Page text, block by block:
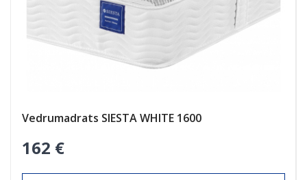
Vedrumadrats SIESTA WHITE 1600
162 €